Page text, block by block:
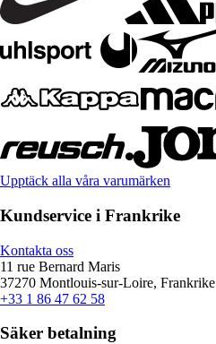
Upptäck alla våra varumärken
Kundservice i Frankrike
Kontakta oss
11 rue Bernard Maris
37270 Montlouis-sur-Loire, Frankrike
+33 1 86 47 62 58
Säker betalning